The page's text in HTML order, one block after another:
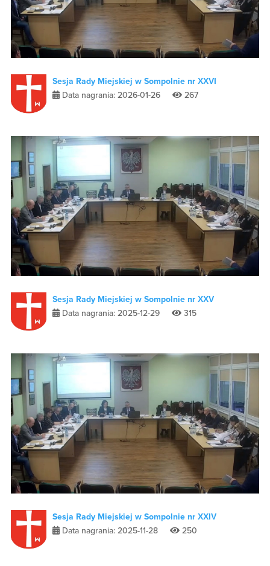
Sesja Rady Miejskiej w Sompolnie nr XXVI
Data nagrania: 2026-01-26
267
Sesja Rady Miejskiej w Sompolnie nr XXV
Data nagrania: 2025-12-29
315
Sesja Rady Miejskiej w Sompolnie nr XXIV
Data nagrania: 2025-11-28
250